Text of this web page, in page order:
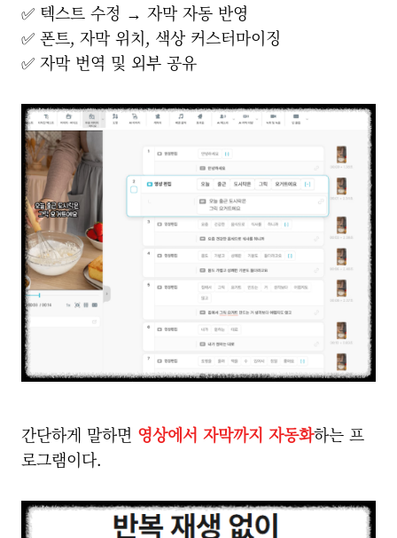
✅ 텍스트 수정 → 자막 자동 반영
✅ 폰트, 자막 위치, 색상 커스터마이징
✅ 자막 번역 및 외부 공유
간단하게 말하면 영상에서 자막까지 자동화하는 프
로그램이다.